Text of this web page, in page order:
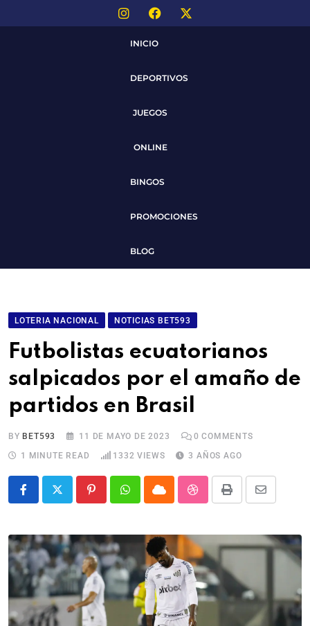
INICIO
DEPORTIVOS
JUEGOS
ONLINE
BINGOS
PROMOCIONES
BLOG
LOTERIA NACIONAL NOTICIAS BET593
Futbolistas ecuatorianos
salpicados por el amaño de
partidos en Brasil
BY BET593 11 DE MAYO DE 2023 0 COMMENTS
1 MINUTE READ
1332 VIEWS 3 AÑOS AGO